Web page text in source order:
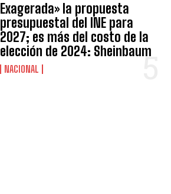
Exagerada» la propuesta
presupuestal del INE para
2027; es más del costo de la
elección de 2024: Sheinbaum
NACIONAL